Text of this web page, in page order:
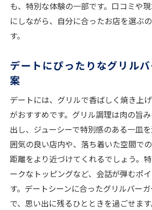
も、特別な体験の一部です。口コミや
にしながら、自分に合ったお店を選ぶ
す。
デートにぴったりなグリル
案
デートには、グリルで香ばしく焼き上
がおすすめです。グリル調理は肉の旨
出し、ジューシーで特別感のある一皿
囲気の良い店内や、落ち着いた空間で
距離をより近づけてくれるでしょう。
ークなトッピングなど、会話が弾むポ
す。デートシーンに合ったグリルバー
で、思い出に残るひとときを過ごせます